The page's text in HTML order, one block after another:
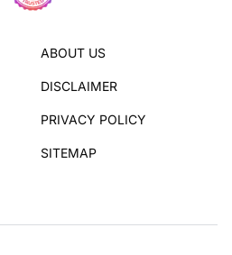
ABOUT US
DISCLAIMER
PRIVACY POLICY
SITEMAP